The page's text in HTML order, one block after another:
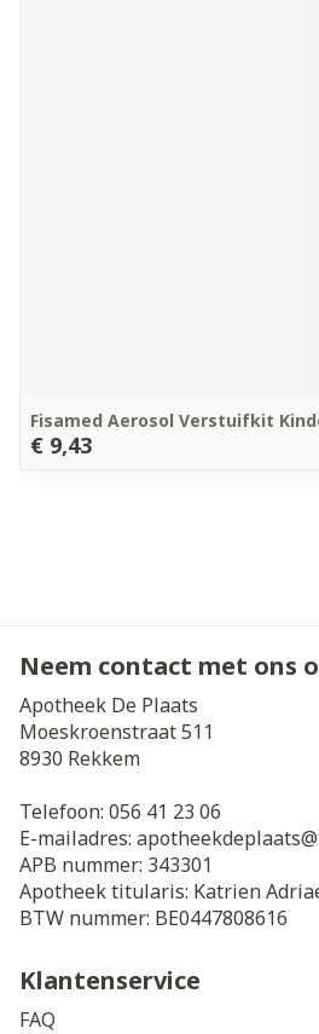
Fisamed Aerosol Verstuifkit
€ 9,43
Neem contact met ons
Apotheek De Plaats
Moeskroenstraat 511
8930 Rekkem
Telefoon: 056 41 23 06
E-mailadres: apotheekdeplaats@
APB nummer: 343301
Apotheek titularis: Katrien
BTW nummer: BE0447808616
Klantenservice
FAQ